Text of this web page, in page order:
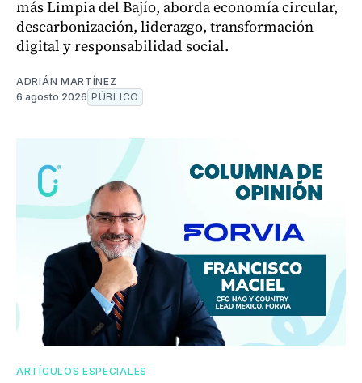
más Limpia del Bajío, aborda economía circular,
descarbonización, liderazgo, transformación
digital y responsabilidad social.
ADRIÁN MARTÍNEZ
6 agosto 2026 PÚBLICO
ARTÍCULOS ESPECIALES